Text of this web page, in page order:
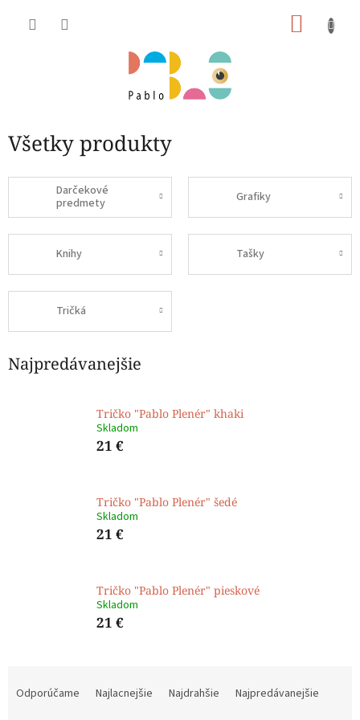
Všetky produkty
Darčekové
predmety
Grafiky
Knihy Tašky
Tričká
Najpredávanejšie
Tričko "Pablo Plenér" khaki
Skladom
21 €
Tričko "Pablo Plenér" šedé
Skladom
21 €
Tričko "Pablo Plenér" pieskové
Skladom
21 €
Odporúčame Najlacnejšie Najdrahšie
Najpredávanejšie